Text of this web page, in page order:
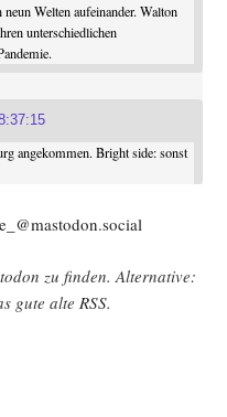
Welten aufeinander. Walton
unterschiedlichen
angekommen. Bright side: sonst
zu fin­den. Alter­na­ti­ve:
gute alte RSS.